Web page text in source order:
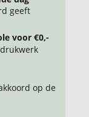
geeft
voor €0,-
op de